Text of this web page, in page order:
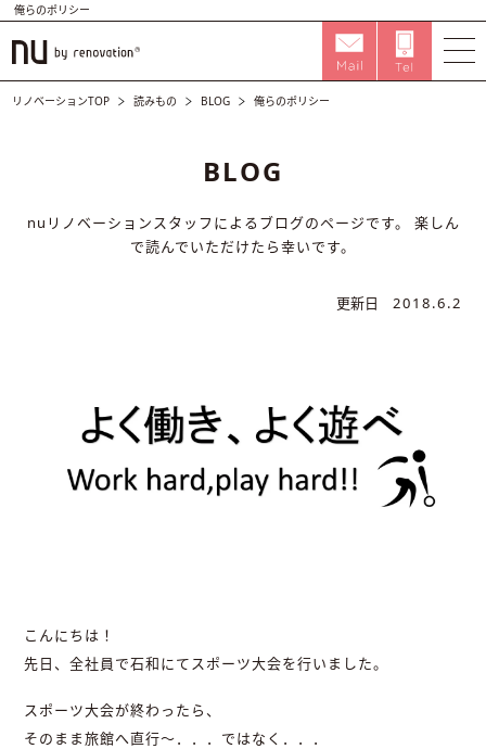
俺らのポリシー
リノベーションTOP 読みもの BLOG 俺らのポリシー
BLOG
nuリノベーションスタッフによるブログのページです。
楽しん
で読んでいただけたら幸いです。
更新日 2018.6.2
こんにちは！
先日、全社員で石和にてスポーツ大会を行いました。
スポーツ大会が終わったら、
そのまま旅館へ直行～．．．ではなく．．．